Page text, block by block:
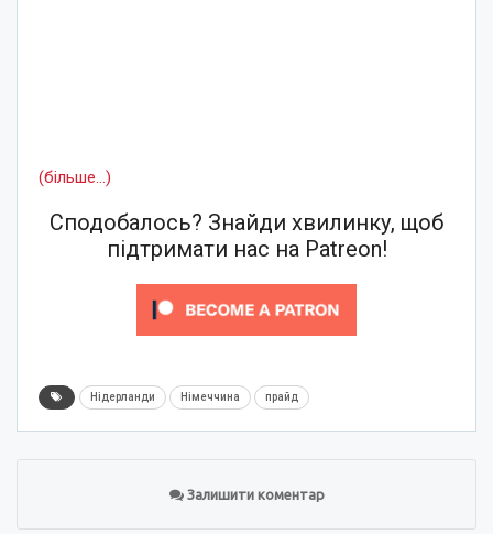
(більше…)
Сподобалось? Знайди хвилинку, щоб
підтримати нас на Patreon!
Нідерланди Німеччина прайд
Залишити коментар